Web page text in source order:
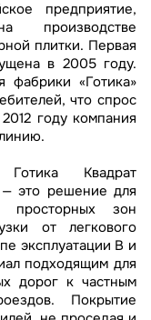
предприятие,
производстве
плитки. Первая
в 2005 году.
фабрики «Готика»
что спрос
году компания
Квадрат
это решение для
просторных зон
от легкового
эксплуатации В и
подходящим для
дорог к частным
Покрытие